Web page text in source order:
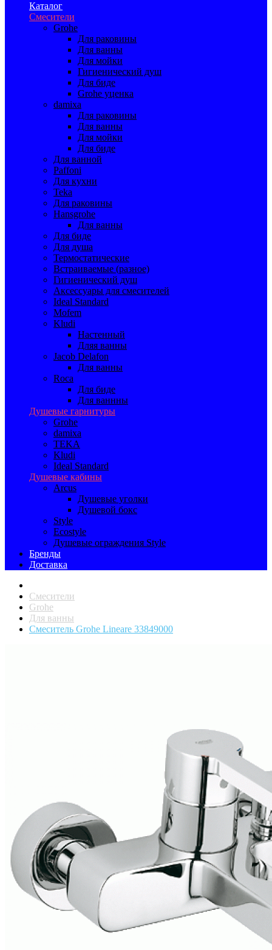
Каталог
Смесители
Grohe
Для раковины
Для ванны
Для мойки
Гигиенический душ
Для биде
Grohe уценка
damixa
Для раковины
Для ванны
Для мойки
Для биде
Для ванной
Paffoni
Для кухни
Teka
Для раковины
Hansgrohe
Для ванны
Для биде
Для душа
Термостатические
Встраиваемые (разное)
Гигиенический душ
Аксессуары для смесителей
Ideal Standard
Mofem
Kludi
Настенный
Дляя ванны
Jacob Delafon
Для ванны
Roca
Для биде
Для ваннны
Душевые гарнитуры
Grohe
damixa
TEKA
Kludi
Ideal Standard
Душевые кабины
Arcus
Душевые уголки
Душевой бокс
Style
Ecostyle
Душевые ограждения Style
Бренды
Доставка
Смесители
Grohe
Для ванны
Смеситель Grohe Lineare 33849000